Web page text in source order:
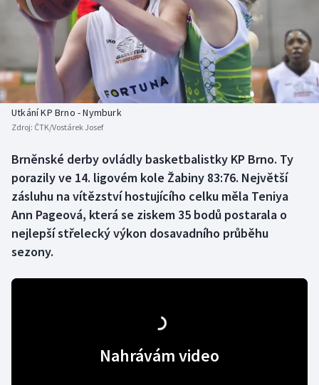
Americký fotbal
Baseball a softbal
Basketbal
Biatlon
Box
Curling
Dostihy
Florbal
NEPŘEHLÉDNĚTE
Soutěže
Historické návraty
Aplikace ČT sport
Utkání KP Brno - Nymburk
Zdroj: ČTK/Vostárek Josef
Brněnské derby ovládly basketbalistky KP Brno. Ty
porazily ve 14. ligovém kole Žabiny 83:76. Největší
zásluhu na vítězství hostujícího celku měla Teniya
Ann Pageová, která se ziskem 35 bodů postarala o
nejlepší střelecký výkon dosavadního průběhu
sezony.
Nahrávám video